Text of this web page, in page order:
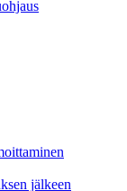
jälkeen